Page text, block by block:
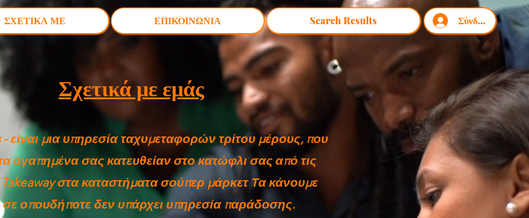
ΣΧΕΤΙΚΑ ΜΕ ΕΠΙΚΟΙΝΩΝΙΑ Search Results Σύνδεση
Σχετικά με εμάς
είναι μια υπηρεσία ταχυμεταφορών τρίτου μέρους, που
αγαπημένα σας κατευθείαν στο κατώφλι σας από τις
στα καταστήματα σούπερ μάρκετ Τα κάνουμε
σε οπουδήποτε δεν υπάρχει υπηρεσία παράδοσης.